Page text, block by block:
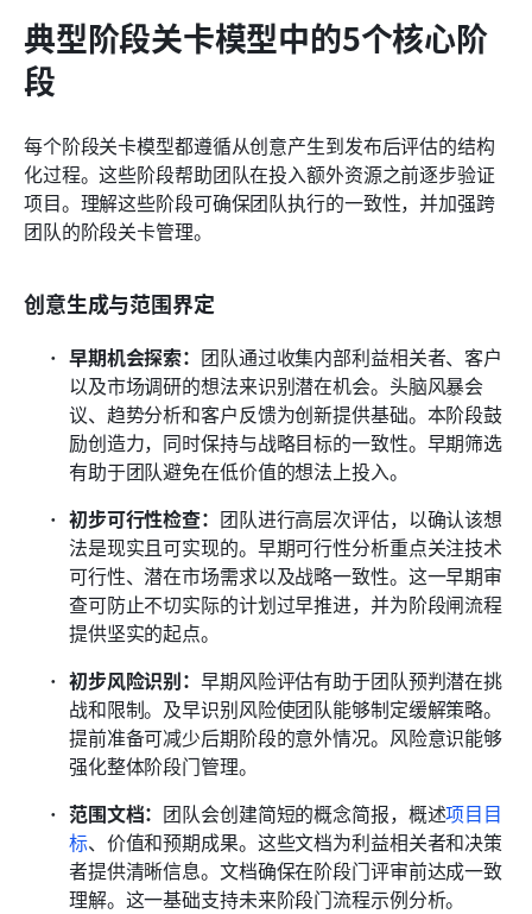
典型阶段关卡模型中的5个核心阶
段
每个阶段关卡模型都遵循从创意产生到发布后评估的结构
化过程。这些阶段帮助团队在投入额外资源之前逐步验证
项目。理解这些阶段可确保团队执行的一致性，并加强跨
团队的阶段关卡管理。
创意生成与范围界定
早期机会探索： 团队通过收集内部利益相关者、客户
以及市场调研的想法来识别潜在机会。头脑风暴会
议、趋势分析和客户反馈为创新提供基础。本阶段鼓
励创造力，同时保持与战略目标的一致性。早期筛选
有助于团队避免在低价值的想法上投入。
初步可行性检查： 团队进行高层次评估，以确认该想
法是现实且可实现的。早期可行性分析重点关注技术
可行性、潜在市场需求以及战略一致性。这一早期审
查可防止不切实际的计划过早推进，并为阶段闸流程
提供坚实的起点。
初步风险识别：早期风险评估有助于团队预判潜在挑
战和限制。及早识别风险使团队能够制定缓解策略。
提前准备可减少后期阶段的意外情况。风险意识能够
强化整体阶段门管理。
范围文档： 团队会创建简短的概念简报，概述项目目
标、价值和预期成果。这些文档为利益相关者和决策
者提供清晰信息。文档确保在阶段门评审前达成一致
理解。这一基础支持未来阶段门流程示例分析。